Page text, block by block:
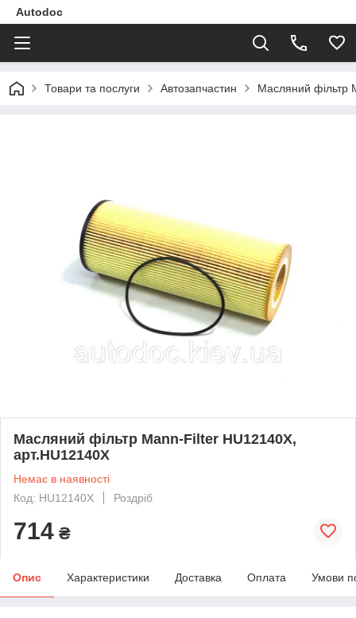
Autodoc
Товари та послуги Автозапчастин Масляний фільтр
Масляний фільтр Mann-Filter HU12140X,
арт.HU12140X
Немає в наявності
Код: HU12140X
Роздріб
714 ₴
Опис Характеристики Доставка Оплата Умови